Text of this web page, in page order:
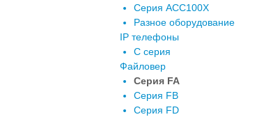
Серия ACC100X
Разное оборудование
IP телефоны
C серия
Файловер
Серия FA
Серия FB
Серия FD